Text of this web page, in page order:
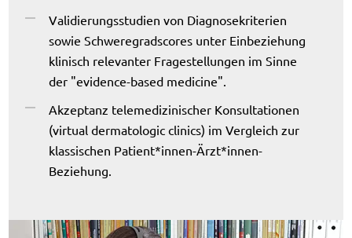
Validierungsstudien von Diagnosekriterien
sowie Schweregradscores unter Einbeziehung
klinisch relevanter Fragestellungen im Sinne
der "evidence-based medicine".
Akzeptanz telemedizinischer Konsultationen
(virtual dermatologic clinics) im Vergleich zur
klassischen Patient*innen-Ärzt*innen-
Beziehung.